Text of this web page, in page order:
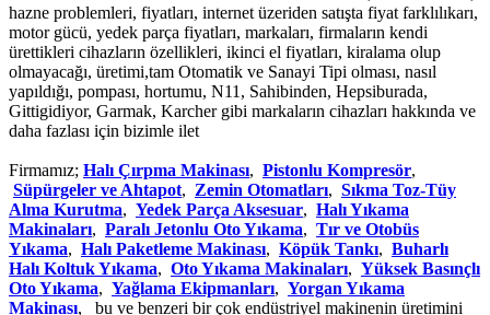
hazne problemleri, fiyatları, internet üzeriden satışta fiyat farklılıkarı,
motor gücü, yedek parça fiyatları, markaları, firmaların kendi
ürettikleri cihazların özellikleri, ikinci el fiyatları, kiralama olup
olmayacağı, üretimi,tam Otomatik ve Sanayi Tipi olması, nasıl
yapıldığı, pompası, hortumu, N11, Sahibinden, Hepsiburada,
Gittigidiyor, Garmak, Karcher gibi markaların cihazları hakkında ve
daha fazlası için bizimle ilet
Firmamız; Halı Çırpma Makinası, Pistonlu Kompresör,
Süpürgeler ve Ahtapot, Zemin Otomatları, Sıkma Toz-Tüy
Alma Kurutma, Yedek Parça Aksesuar, Halı Yıkama
Makinaları, Paralı Jetonlu Oto Yıkama, Tır ve Otobüs
Yıkama, Halı Paketleme Makinası, Köpük Tankı, Buharlı
Halı Koltuk Yıkama, Oto Yıkama Makinaları, Yüksek Basınçlı
Oto Yıkama, Yağlama Ekipmanları, Yorgan Yıkama
Makinası, bu ve benzeri bir çok endüstriyel makinenin üretimini